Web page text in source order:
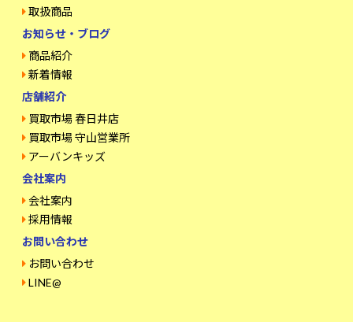
取扱商品
お知らせ・ブログ
商品紹介
新着情報
店舗紹介
買取市場 春日井店
買取市場 守山営業所
アーバンキッズ
会社案内
会社案内
採用情報
お問い合わせ
お問い合わせ
LINE@